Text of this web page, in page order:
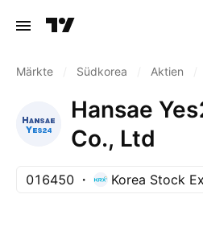
Märkte Südkorea Aktien
Hansae
Co., Ltd
016450 Korea Stock